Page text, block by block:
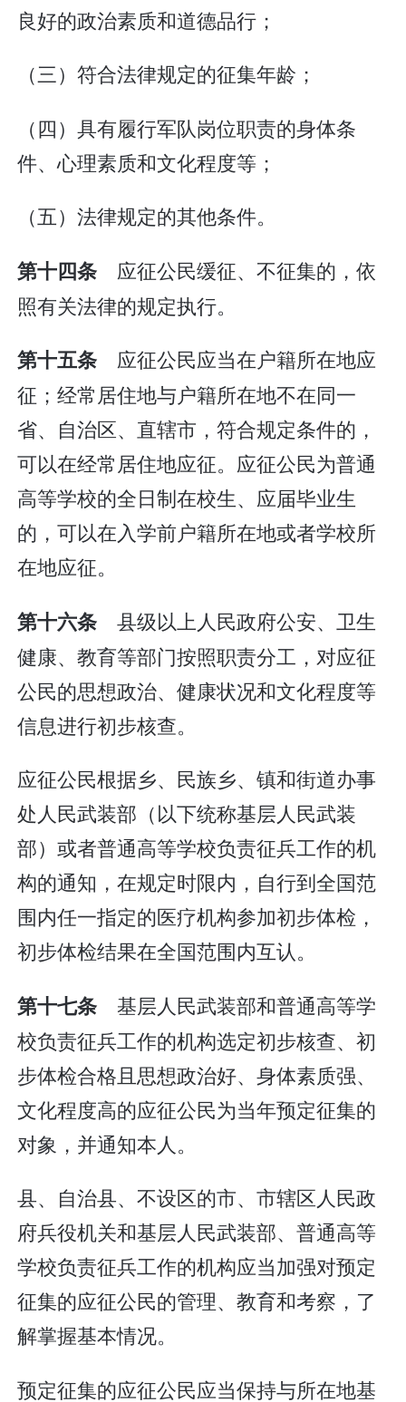
良好的政治素质和道德品行；
（三）符合法律规定的征集年龄；
（四）具有履行军队岗位职责的身体条
件、心理素质和文化程度等；
（五）法律规定的其他条件。
第十四条 应征公民缓征、不征集的，依
照有关法律的规定执行。
第十五条 应征公民应当在户籍所在地应
征；经常居住地与户籍所在地不在同一
省、自治区、直辖市，符合规定条件的，
可以在经常居住地应征。应征公民为普通
高等学校的全日制在校生、应届毕业生
的，可以在入学前户籍所在地或者学校所
在地应征。
第十六条 县级以上人民政府公安、卫生
健康、教育等部门按照职责分工，对应征
公民的思想政治、健康状况和文化程度等
信息进行初步核查。
应征公民根据乡、民族乡、镇和街道办事
处人民武装部（以下统称基层人民武装
部）或者普通高等学校负责征兵工作的机
构的通知，在规定时限内，自行到全国范
围内任一指定的医疗机构参加初步体检，
初步体检结果在全国范围内互认。
第十七条 基层人民武装部和普通高等学
校负责征兵工作的机构选定初步核查、初
步体检合格且思想政治好、身体素质强、
文化程度高的应征公民为当年预定征集的
对象，并通知本人。
县、自治县、不设区的市、市辖区人民政
府兵役机关和基层人民武装部、普通高等
学校负责征兵工作的机构应当加强对预定
征集的应征公民的管理、教育和考察，了
解掌握基本情况。
预定征集的应征公民应当保持与所在地基